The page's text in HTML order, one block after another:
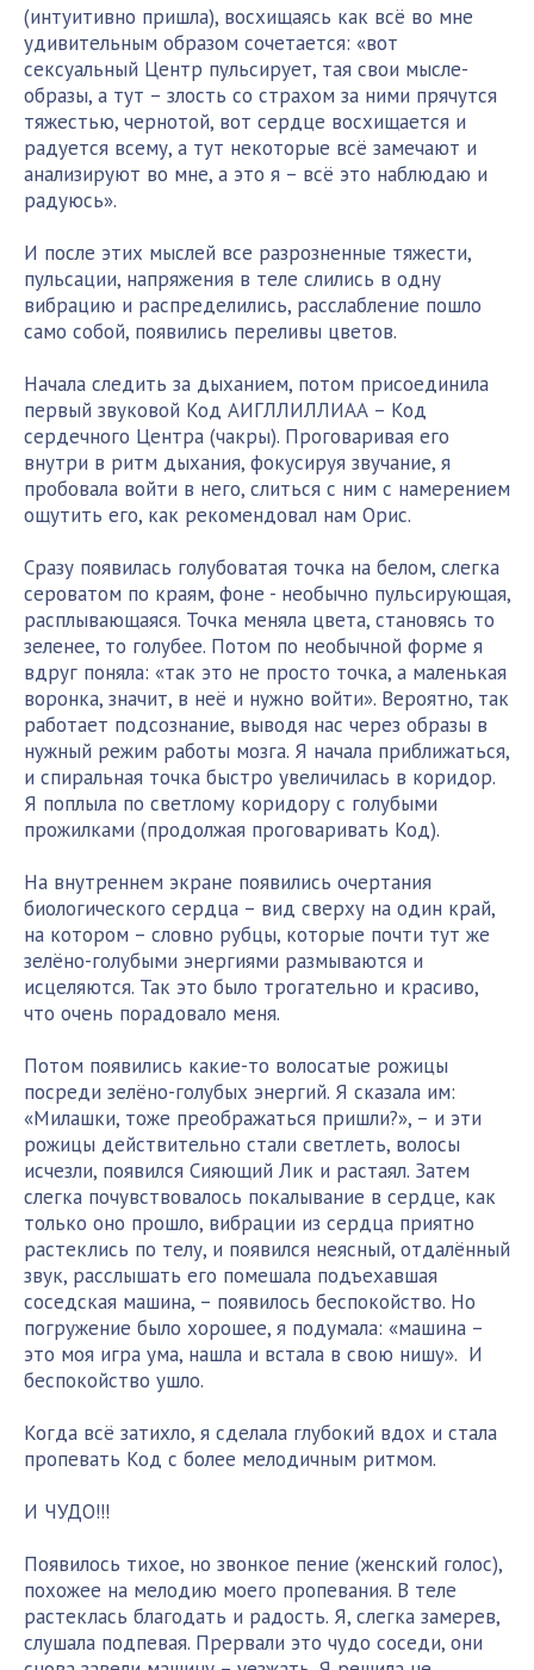
(интуитивно пришла), восхищаясь как всё во мне
удивительным образом сочетается: «вот
сексуальный Центр пульсирует, тая свои мысле-
образы, а тут – злость со страхом за ними прячутся
тяжестью, чернотой, вот сердце восхищается и
радуется всему, а тут некоторые всё замечают и
анализируют во мне, а это я – всё это наблюдаю и
радуюсь».
И после этих мыслей все разрозненные тяжести,
пульсации, напряжения в теле слились в одну
вибрацию и распределились, расслабление пошло
само собой, появились переливы цветов.
Начала следить за дыханием, потом присоединила
первый звуковой Код АИГЛЛИЛЛИАА – Код
сердечного Центра (чакры). Проговаривая его
внутри в ритм дыхания, фокусируя звучание, я
пробовала войти в него, слиться с ним с намерением
ощутить его, как рекомендовал нам Орис.
Сразу появилась голубоватая точка на белом, слегка
сероватом по краям, фоне - необычно пульсирующая,
расплывающаяся. Точка меняла цвета, становясь то
зеленее, то голубее. Потом по необычной форме я
вдруг поняла: «так это не просто точка, а маленькая
воронка, значит, в неё и нужно войти». Вероятно, так
работает подсознание, выводя нас через образы в
нужный режим работы мозга. Я начала приближаться,
и спиральная точка быстро увеличилась в коридор.
Я поплыла по светлому коридору с голубыми
прожилками (продолжая проговаривать Код).
На внутреннем экране появились очертания
биологического сердца – вид сверху на один край,
на котором – словно рубцы, которые почти тут же
зелёно-голубыми энергиями размываются и
исцеляются. Так это было трогательно и красиво,
что очень порадовало меня.
Потом появились какие-то волосатые рожицы
посреди зелёно-голубых энергий. Я сказала им:
«Милашки, тоже преображаться пришли?», – и эти
рожицы действительно стали светлеть, волосы
исчезли, появился Сияющий Лик и растаял. Затем
слегка почувствовалось покалывание в сердце, как
только оно прошло, вибрации из сердца приятно
растеклись по телу, и появился неясный, отдалённый
звук, расслышать его помешала подъехавшая
соседская машина, – появилось беспокойство. Но
погружение было хорошее, я подумала: «машина –
это моя игра ума, нашла и встала в свою нишу». И
беспокойство ушло.
Когда всё затихло, я сделала глубокий вдох и стала
пропевать Код с более мелодичным ритмом.
И ЧУДО!!!
Появилось тихое, но звонкое пение (женский голос),
похожее на мелодию моего пропевания. В теле
растеклась благодать и радость. Я, слегка замерев,
слушала подпевая. Прервали это чудо соседи, они